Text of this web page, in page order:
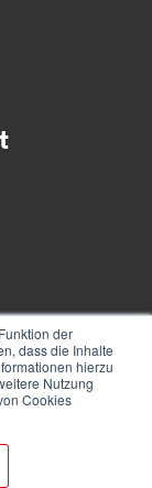
der
dass die Inhalte
hierzu
Nutzung
Cookies